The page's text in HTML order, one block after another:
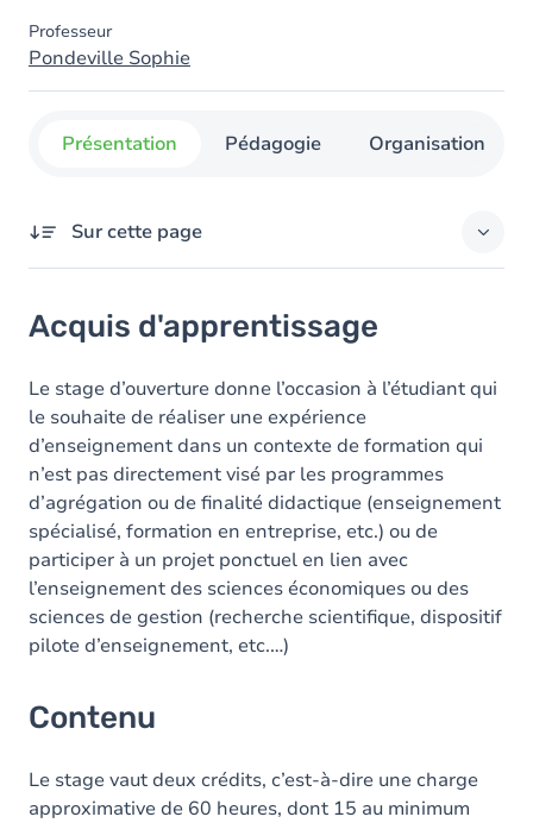
Professeur
Pondeville Sophie
Présentation Pédagogie Organisation
Sur cette page
Contenu
Acquis d'apprentissage
Le stage d’ouverture donne l’occasion à l’étudiant qui
le souhaite de réaliser une expérience
d’enseignement dans un contexte de formation qui
n’est pas directement visé par les programmes
d’agrégation ou de finalité didactique (enseignement
spécialisé, formation en entreprise, etc.) ou de
participer à un projet ponctuel en lien avec
l’enseignement des sciences économiques ou des
sciences de gestion (recherche scientifique, dispositif
pilote d’enseignement, etc.…)
Contenu
Le stage vaut deux crédits, c’est-à-dire une charge
approximative de 60 heures, dont 15 au minimum